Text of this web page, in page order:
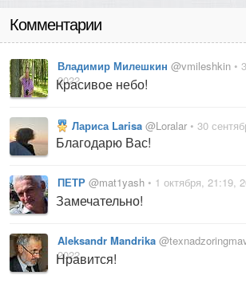
Комментарии
Владимир Милешкин @vmileshkin •
2022
Красивое небо!
Лариса Larisa @Loralar • 30
Благодарю Вас!
ПЕТР @mat1yash • 1 октября, 21:19,
Замечательно!
Aleksandr Mandrika
2022
Нравится!